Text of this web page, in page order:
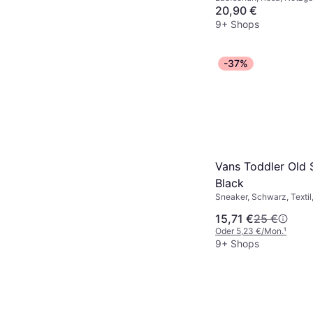
20,90 €
9+ Shops
-37%
Vans Toddler Old
Black
Sneaker, Schwarz,
15,71 €25 €
Oder 5,23 €/Mon.¹
9+ Shops